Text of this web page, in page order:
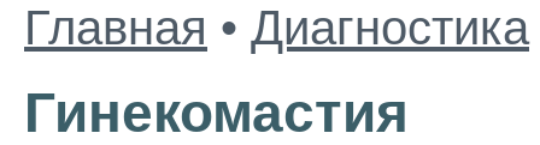
Главная • Диагностика
Гинекомастия